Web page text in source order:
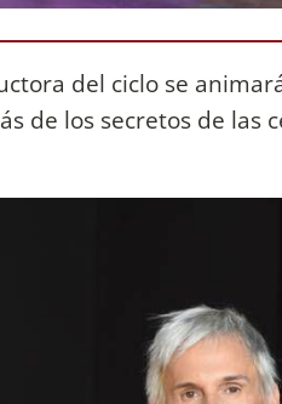
del ciclo se
de los secretos de las